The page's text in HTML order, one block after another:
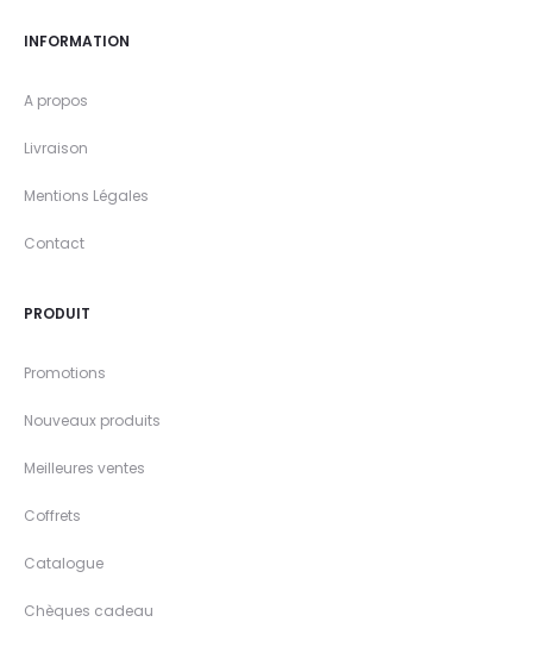
INFORMATION
A propos
Livraison
Mentions Légales
Contact
PRODUIT
Promotions
Nouveaux produits
Meilleures ventes
Coffrets
Catalogue
Chèques cadeau